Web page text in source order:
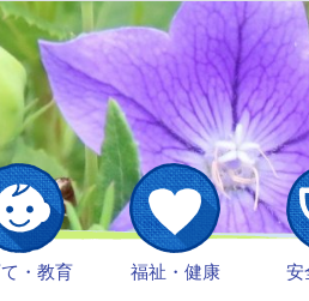
・教育 福祉・健康 安